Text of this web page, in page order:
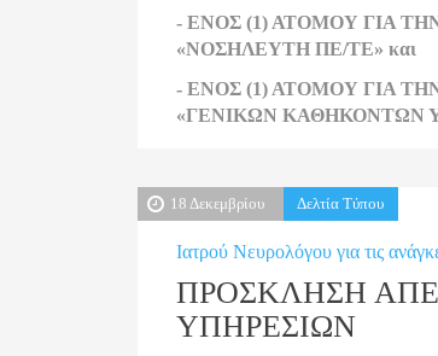
- ΕΝΟΣ (1) ΑΤΟΜΟΥ ΓΙΑ
«ΝΟΣΗΛΕΥΤΗ ΠΕ/ΤΕ» και
- ΕΝΟΣ (1) ΑΤΟΜΟΥ ΓΙΑ
«ΓΕΝΙΚΩΝ ΚΑΘΗΚΟΝΤΩΝ
18 Δεκεμβρίου Δελτία Τύπου
Ιατρού Νευρολόγου για τις
ΠΡΟΣΚΛΗΣΗ
ΥΠΗΡΕΣΙΩΝ